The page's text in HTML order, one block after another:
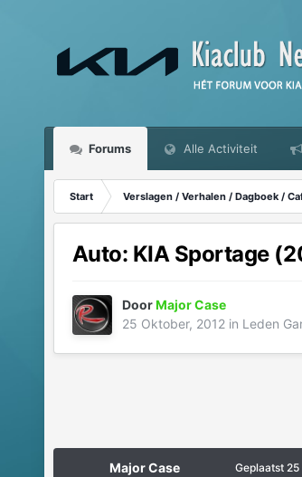
Forums Alle Activiteit
Start Verslagen / Verhalen / Dagboek /
Auto: KIA Sportage
DoorMajor Case
25 Oktober, 2012in Leden
Major Case Geplaatst 25